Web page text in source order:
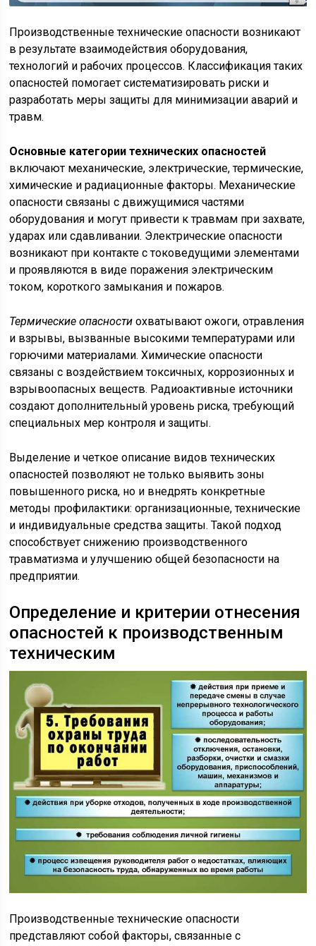
Производственные технические опасности возникают
в результате взаимодействия оборудования,
технологий и рабочих процессов. Классификация таких
опасностей помогает систематизировать риски и
разработать меры защиты для минимизации аварий и
травм.
Основные категории технических опасностей
включают механические, электрические, термические,
химические и радиационные факторы. Механические
опасности связаны с движущимися частями
оборудования и могут привести к травмам при захвате,
ударах или сдавливании. Электрические опасности
возникают при контакте с токоведущими элементами
и проявляются в виде поражения электрическим
током, короткого замыкания и пожаров.
Термические опасности охватывают ожоги, отравления
и взрывы, вызванные высокими температурами или
горючими материалами. Химические опасности
связаны с воздействием токсичных, коррозионных и
взрывоопасных веществ. Радиоактивные источники
создают дополнительный уровень риска, требующий
специальных мер контроля и защиты.
Выделение и четкое описание видов технических
опасностей позволяют не только выявить зоны
повышенного риска, но и внедрять конкретные
методы профилактики: организационные, технические
и индивидуальные средства защиты. Такой подход
способствует снижению производственного
травматизма и улучшению общей безопасности на
предприятии.
Определение и критерии отнесения
опасностей к производственным
техническим
Производственные технические опасности
представляют собой факторы, связанные с